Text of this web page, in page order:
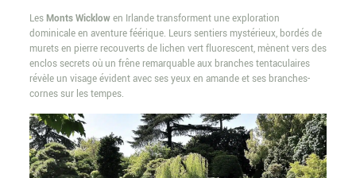
LesMonts Wicklowen Irlande transforment une exploration
dominicale en aventure féérique. Leurs sentiers mystérieux, bordés de
murets en pierre recouverts de lichen vert fluorescent, mènent vers des
enclos secrets où un frêne remarquable aux branches tentaculaires
révèle un visage évident avec ses yeux en amande et ses branches-
cornes sur les tempes.